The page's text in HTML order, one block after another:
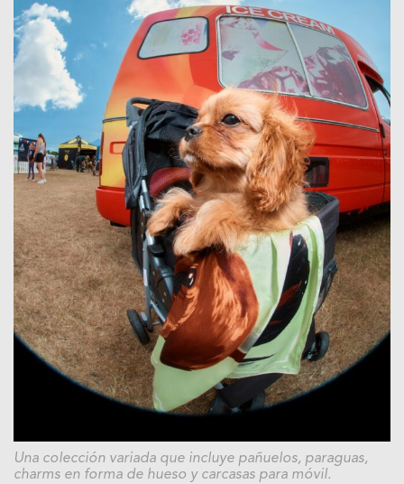
Una colección variada que incluye pañuelos, paraguas,
charms en forma de hueso y carcasas para móvil.